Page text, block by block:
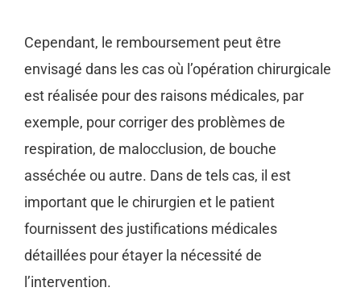
Cependant, le remboursement peut être
envisagé dans les cas où l’opération chirurgicale
est réalisée pour des raisons médicales, par
exemple, pour corriger des problèmes de
respiration, de malocclusion, de bouche
asséchée ou autre. Dans de tels cas, il est
important que le chirurgien et le patient
fournissent des justifications médicales
détaillées pour étayer la nécessité de
l’intervention.